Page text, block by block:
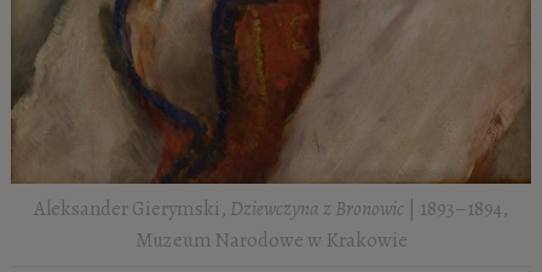
Aleksander Gierymski, Dziewczyna z Bronowic | 1893–1894,
Muzeum Narodowe w Krakowie